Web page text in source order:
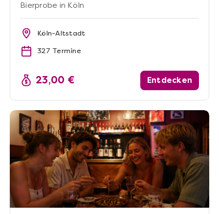
Bierprobe in Köln
Köln-Altstadt
327 Termine
23,00 € Entdecken